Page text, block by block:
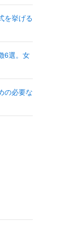
を挙げる
6選。女
の必要な